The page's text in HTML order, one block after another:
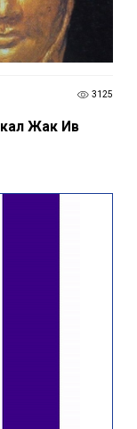
3125
Жак Ив